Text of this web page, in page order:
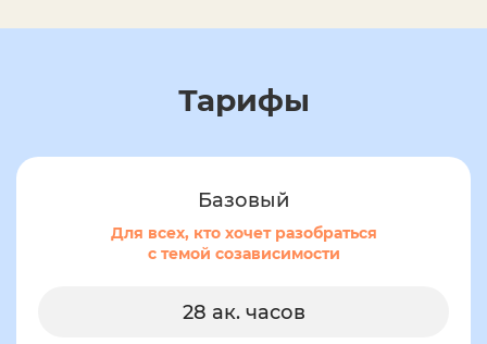
Тарифы
Базовый
Для всех, кто хочет разобраться
с темой созависимости
28 ак. часов